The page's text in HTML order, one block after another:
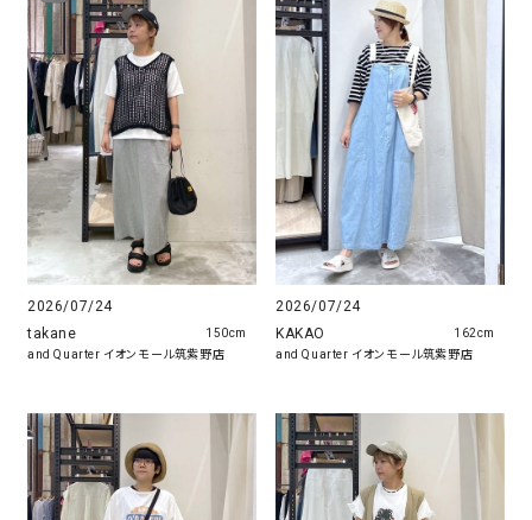
2026/07/24
takane
and Quarter イオンモール筑紫野店
150cm
2026/07/24
KAKAO
and Quarter イオンモール筑紫野店
162cm